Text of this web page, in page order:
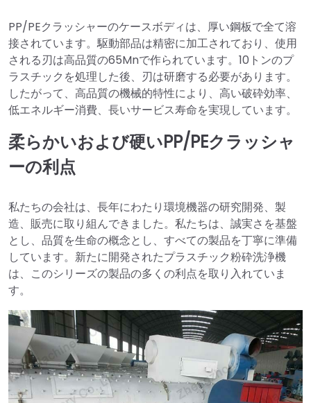
PP/PEクラッシャーのケースボディは、厚い鋼板で全て溶
接されています。駆動部品は精密に加工されており、使用
される刃は高品質の65Mnで作られています。10トンのプ
ラスチックを処理した後、刃は研磨する必要があります。
したがって、高品質の機械的特性により、高い破砕効率、
低エネルギー消費、長いサービス寿命を実現しています。
柔らかいおよび硬いPP/PEクラッシャ
ーの利点
私たちの会社は、長年にわたり環境機器の研究開発、製
造、販売に取り組んできました。私たちは、誠実さを基盤
とし、品質を生命の概念とし、すべての製品を丁寧に準備
しています。新たに開発されたプラスチック粉砕洗浄機
は、このシリーズの製品の多くの利点を取り入れていま
す。